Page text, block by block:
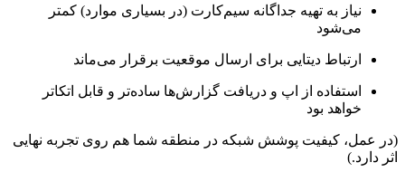
نیاز به تهیه جداگانه سیم‌کارت (در بسیاری موارد) کمتر
می‌شود
ارتباط دیتایی برای ارسال موقعیت برقرار می‌ماند
استفاده از اپ و دریافت گزارش‌ها ساده‌تر و قابل اتکاتر
خواهد بود
(در عمل، کیفیت پوشش شبکه در منطقه شما هم روی تجربه نهایی
اثر دارد.)